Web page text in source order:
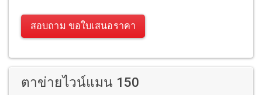
สอบถาม ขอใบเสนอราคา
ตาข่ายไวน์แมน 150